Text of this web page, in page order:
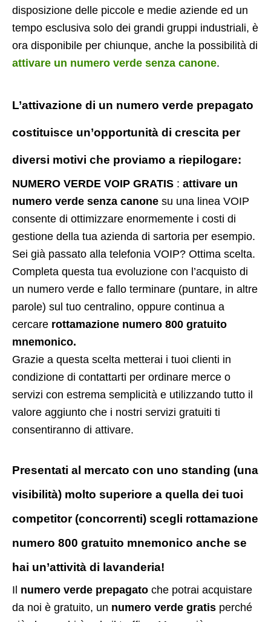
disposizione delle piccole e medie aziende ed un
tempo esclusiva solo dei grandi gruppi industriali, è
ora disponibile per chiunque, anche la possibilità di
attivare un numero verde senza canone.
L’attivazione di un numero verde prepagato
costituisce un’opportunità di crescita per
diversi motivi che proviamo a riepilogare:
NUMERO VERDE VOIP GRATIS : attivare un
numero verde senza canone su una linea VOIP
consente di ottimizzare enormemente i costi di
gestione della tua azienda di sartoria per esempio.
Sei già passato alla telefonia VOIP? Ottima scelta.
Completa questa tua evoluzione con l’acquisto di
un numero verde e fallo terminare (puntare, in altre
parole) sul tuo centralino, oppure continua a
cercare rottamazione numero 800 gratuito
mnemonico.
Grazie a questa scelta metterai i tuoi clienti in
condizione di contattarti per ordinare merce o
servizi con estrema semplicità e utilizzando tutto il
valore aggiunto che i nostri servizi gratuiti ti
consentiranno di attivare.
Presentati al mercato con uno standing (una
visibilità) molto superiore a quella dei tuoi
competitor (concorrenti) scegli rottamazione
numero 800 gratuito mnemonico anche se
hai un’attività di lavanderia!
Il numero verde prepagato che potrai acquistare
da noi è gratuito, un numero verde gratis perché